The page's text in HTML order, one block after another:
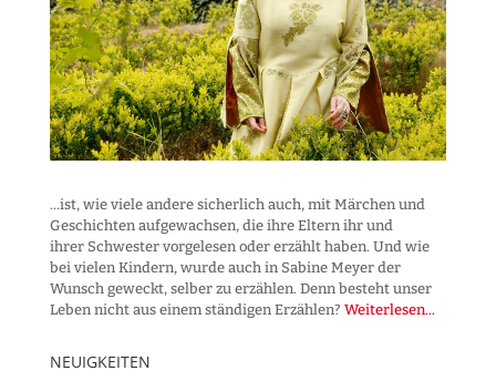
...ist, wie viele andere sicherlich auch, mit Märchen und
Geschichten aufgewachsen, die ihre Eltern ihr und
ihrer Schwester vorgelesen oder erzählt haben. Und wie
bei vielen Kindern, wurde auch in Sabine Meyer der
Wunsch geweckt, selber zu erzählen. Denn besteht unser
Leben nicht aus einem ständigen Erzählen? Weiterlesen...
NEUIGKEITEN